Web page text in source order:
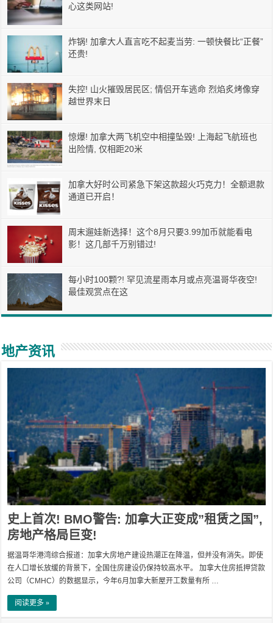
心这类网站!
炸锅! 加拿大人直言吃不起麦当劳: 一顿快餐比“正餐”
还贵!
失控! 山火摧毁居民区; 情侣开车逃命 烈焰炙烤像穿
越世界末日
惊爆! 加拿大两飞机空中相撞坠毁! 上海起飞航班也
出险情, 仅相距20米
加拿大好时公司紧急下架这款超火巧克力！全额退款
通道已开启！
周末遛娃新选择！这个8月只要3.99加币就能看电
影！这几部千万别错过!
每小时100颗?! 罕见流星雨本月或点亮温哥华夜空!
最佳观赏点在这
地产资讯
史上首次! BMO警告: 加拿大正变成”租赁之国”,
房地产格局巨变!
据温哥华港湾综合报道：加拿大房地产建设热潮正在降温，但并没有消失。即使
在人口增长放缓的背景下，全国住房建设仍保持较高水平。 加拿大住房抵押贷款
公司（CMHC）的数据显示，今年6月加拿大新屋开工数量有所 …
阅读更多 »